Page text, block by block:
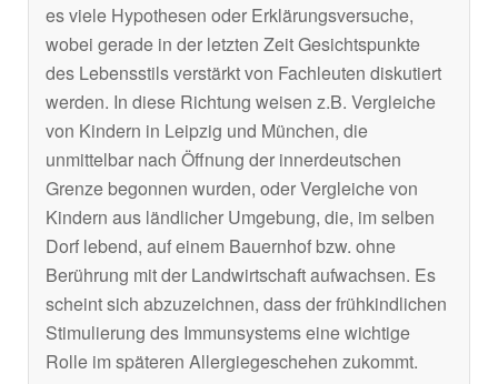
es viele Hypothesen oder Erklärungsversuche,
wobei gerade in der letzten Zeit Gesichtspunkte
des Lebensstils verstärkt von Fachleuten diskutiert
werden. In diese Richtung weisen z.B. Vergleiche
von Kindern in Leipzig und München, die
unmittelbar nach Öffnung der innerdeutschen
Grenze begonnen wurden, oder Vergleiche von
Kindern aus ländlicher Umgebung, die, im selben
Dorf lebend, auf einem Bauernhof bzw. ohne
Berührung mit der Landwirtschaft aufwachsen. Es
scheint sich abzuzeichnen, dass der frühkindlichen
Stimulierung des Immunsystems eine wichtige
Rolle im späteren Allergiegeschehen zukommt.